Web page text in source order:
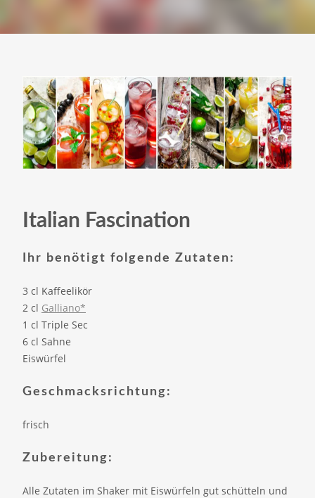
Italian Fascination
Ihr benötigt folgende Zutaten:
3 cl Kaffeelikör
2 cl Galliano*
1 cl Triple Sec
6 cl Sahne
Eiswürfel
Geschmacksrichtung:
frisch
Zubereitung:
Alle Zutaten im Shaker mit Eiswürfeln gut schütteln und